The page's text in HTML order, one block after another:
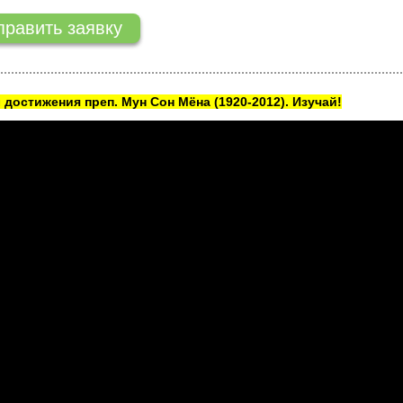
преп. Мун Сон Мёна (1920-2012). Изучай!